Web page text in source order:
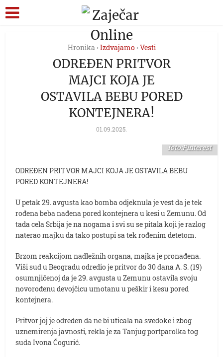
Hronika • Izdvajamo • Vesti
ODREĐEN PRITVOR
MAJCI KOJA JE
OSTAVILA BEBU PORED
KONTEJNERA!
01.09.2025.
foto:Pinterest
ODREĐEN PRITVOR MAJCI KOJA JE OSTAVILA BEBU
PORED KONTEJNERA!
U petak 29. avgusta kao bomba odjeknula je vest da je tek
rođena beba nađena pored kontejnera u kesi u Zemunu. Od
tada cela Srbija je na nogama i svi su se pitala koji je razlog
naterao majku da tako postupi sa tek rođenim detetom.
Brzom reakcijom nadležnih organa, majka je pronađena.
Viši sud u Beogradu odredio je pritvor do 30 dana A. S. (19)
osumnjičenoj da je 29. avgusta u Zemunu ostavila svoju
novorođenu devojčicu umotanu u peškir i kesu pored
kontejnera.
Pritvor joj je određen da ne bi uticala na svedoke i zbog
uznemirenja javnosti, rekla je za Tanjug portparolka tog
suda Ivona Čogurić.